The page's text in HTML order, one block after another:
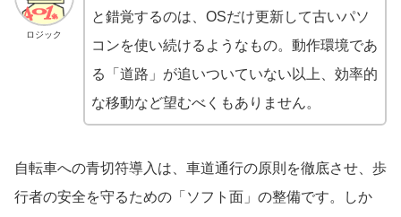
ロジック
と錯覚するのは、OSだけ更新して古いパソ
コンを使い続けるようなもの。動作環境であ
る「道路」が追いついていない以上、効率的
な移動など望むべくもありません。
自転車への青切符導入は、車道通行の原則を徹底させ、歩
行者の安全を守るための「ソフト面」の整備です。しか